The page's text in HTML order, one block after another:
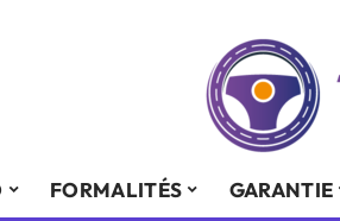
FORMALITÉS GARANTIE